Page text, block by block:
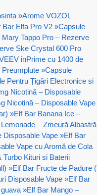
»Arome VOZOL
Bar Elfa Pro V2 »Capsule
Tappo Pro – Rezerve
Ske Crystal 600 Pro
inPrime cu 1400 de
»Capsule
Pentru Țigări Electronice si
Nicotină – Disposable
Nicotină – Disposable Vape
»Elf Bar Banana Ice –
– Zmeură Albastră
Disposable Vape »Elf Bar
Vape cu Aromă de Cola
Turbo Kituri si Baterii
»Elf Bar Fructe de Padure (
Disposable Vape »Elf Bar
»Elf Bar Mango –